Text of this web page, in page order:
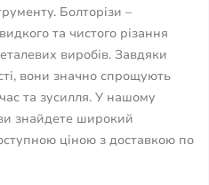
Болторізи –
та чистого різання
виробів. Завдяки
вони значно спрощують
та зусилля. У нашому
знайдете широкий
ціною з доставкою по